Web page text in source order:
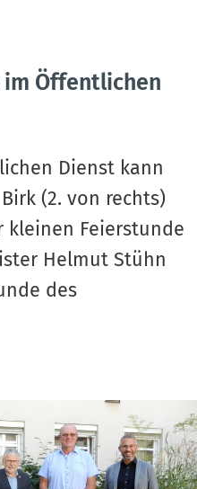
im Öffentlichen
Dienst kann
(2. von rechts)
kleinen Feierstunde
Helmut Stühn
des